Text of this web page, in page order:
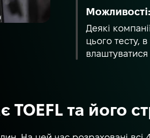
Деякі
цього тесту,
TOEFL та його